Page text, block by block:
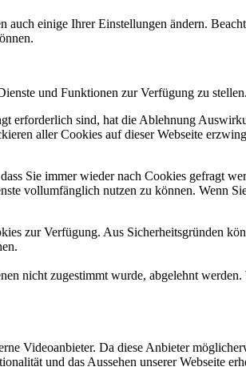
einige Ihrer Einstellungen ändern.
und Funktionen zur Verfügung zu stellen.
erforderlich sind, hat die Ablehnung
aller Cookies auf dieser Webseite
Sie immer wieder nach Cookies gefragt
vollumfänglich nutzen zu können. Wenn
zur Verfügung. Aus Sicherheitsgründen
nicht zugestimmt wurde, abgelehnt
Videoanbieter. Da diese Anbieter
und das Aussehen unserer Webseite